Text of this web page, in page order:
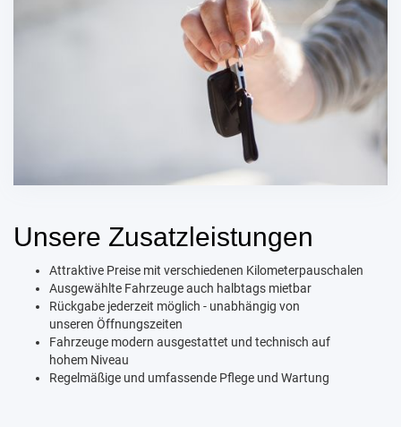
Unsere Zusatzleistungen
Attraktive Preise mit verschiedenen Kilometerpauschalen
Ausgewählte Fahrzeuge auch halbtags mietbar
Rückgabe jederzeit möglich - unabhängig von
unseren Öffnungszeiten
Fahrzeuge modern ausgestattet und technisch auf
hohem Niveau
Regelmäßige und umfassende Pflege und Wartung